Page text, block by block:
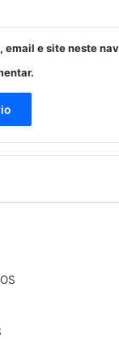
email e site neste